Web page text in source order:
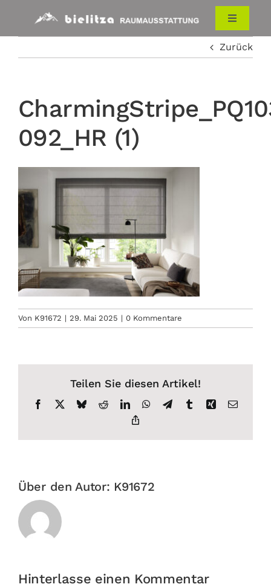
springen
Toggle
ÜBER UNS
KONTAKT
Zurück
092_HR (1)
Von K91672 | 29. Mai 2025 | 0 Kommentare
Teilen Sie diesen Artikel!
Facebook BlueskyRedditLinkedInWhatsApp
TelegramTumblrXing E-
Über den Autor: K91672
Hinterlasse einen Kommentar